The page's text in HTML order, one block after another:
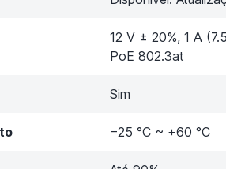
12 V ± 20%, 1 А
PoE 802.3at
Sim
−25 °C ~ +60 °C